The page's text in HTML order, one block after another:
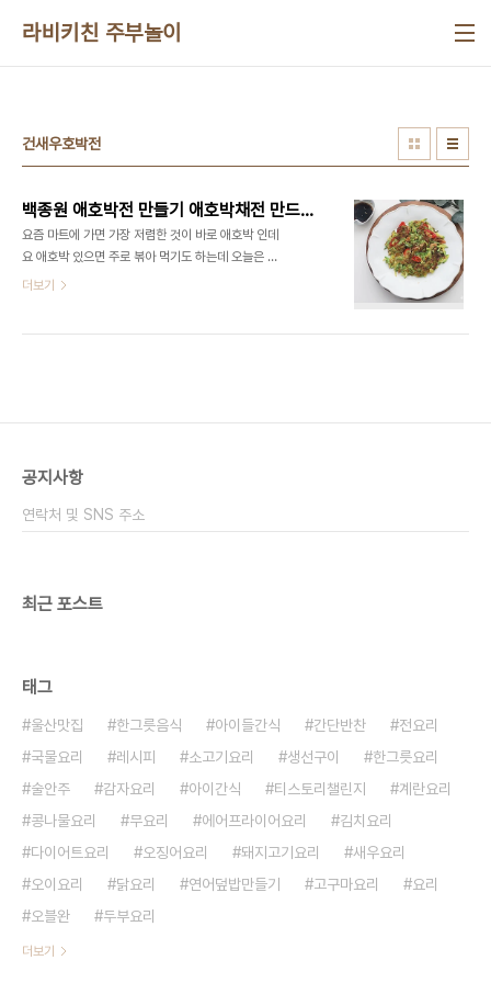
라비키친 주부놀이
건새우호박전
백종원 애호박전 만들기 애호박채전 만드는법 건새우 호박전 호박부침개 전간장
요즘 마트에 가면 가장 저렴한 것이 바로 애호박 인데
요 애호박 있으면 주로 볶아 먹기도 하는데 오늘은 애
호박전 만들기 해서 먹었는데 간단하면서 맛있어요 ​
된다고 할까요? 청양고추가 들어가면 매콤하니 맛있
우를 사용하면 좋아요 머리는 자르지 않고 통째로 잘
더보기
공지사항
연락처 및 SNS 주소
최근 포스트
태그
울산맛집 한그릇음식 아이들간식 간단반찬
전요리
국물요리
레시피 소고기요리 생선구이
한그릇요리
술안주
감자요리 아이간식 티스토리챌린지
계란요리
콩나물요리
무요리 에어프라이어요리
김치요리
다이어트요리
오징어요리 돼지고기요리
새우요리
오이요리
닭요리 연어덮밥만들기 고구마요리
요리
오블완
두부요리
더보기